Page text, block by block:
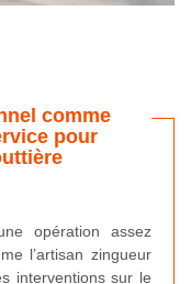
comme
pour
opération assez
l’artisan zingueur
interventions sur le